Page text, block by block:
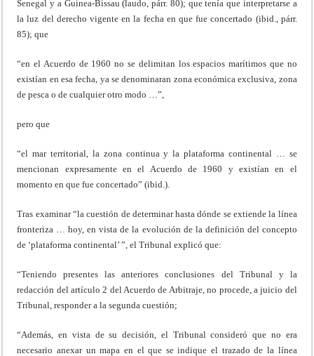
Senegal y a Guinea-Bissau (laudo, párr. 80); que tenía que interpretarse a
la luz del derecho vigente en la fecha en que fue concertado (ibid., párr.
85); que
“en el Acuerdo de 1960 no se delimitan los espacios marítimos que no
existían en esa fecha, ya se denominaran zona económica exclusiva, zona
de pesca o de cualquier otro modo …”,
pero que
“el mar territorial, la zona continua y la plataforma continental … se
mencionan expresamente en el Acuerdo de 1960 y existían en el
momento en que fue concertado” (ibid.).
Tras examinar “la cuestión de determinar hasta dónde se extiende la línea
fronteriza … hoy, en vista de la evolución de la definición del concepto
de ‘plataforma continental’ ”, el Tribunal explicó que:
“Teniendo presentes las anteriores conclusiones del Tribunal y la
redacción del artículo 2 del Acuerdo de Arbitraje, no procede, a juicio del
Tribunal, responder a la segunda cuestión;
“Además, en vista de su decisión, el Tribunal consideró que no era
necesario anexar un mapa en el que se indique el trazado de la línea